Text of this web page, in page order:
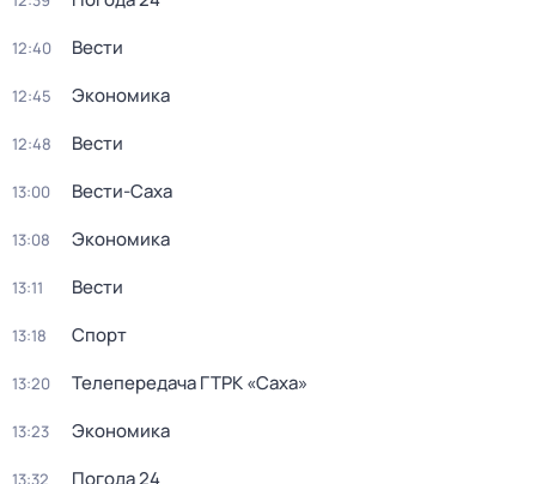
12:40 Вести
12:45 Экономика
12:48 Вести
13:00 Вести-Саха
13:08 Экономика
13:11 Вести
13:18 Спорт
13:20 Телепередача ГТРК «Саха»
13:23 Экономика
13:32 Погода 24